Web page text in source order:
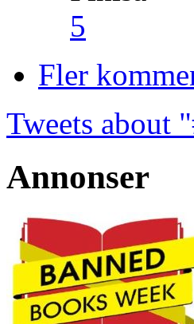
5
Fler
Tweets about
Annonser